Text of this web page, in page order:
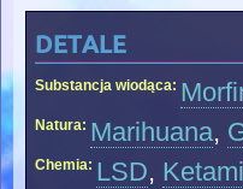
detale
Substancja wiodąca:
Natura: Marihuana,
Chemia: LSD,